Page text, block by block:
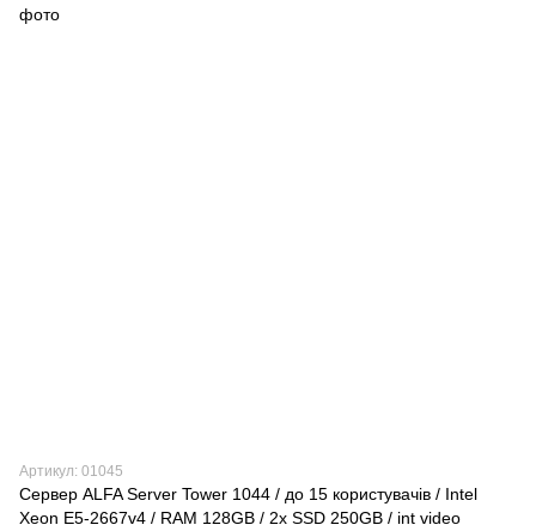
Артикул: 01045
Сервер ALFA Server Tower 1044 / до 15 користувачів / Intel
Xeon E5-2667v4 / RAM 128GB / 2x SSD 250GB / int video